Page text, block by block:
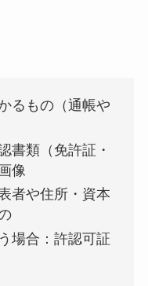
るもの（通帳や
書類（免許証・
像
者や住所・資本
場合：許認可証